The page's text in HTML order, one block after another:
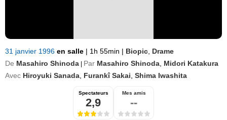
31 janvier 1996 en salle | 1h 55min | Biopic Drame
De Masahiro Shinoda Par Masahiro Shinoda Midori Katakura
Avec Hiroyuki Sanada Furankî Sakai Shima Iwashita
Spectateurs
2,9
Mes amis
--